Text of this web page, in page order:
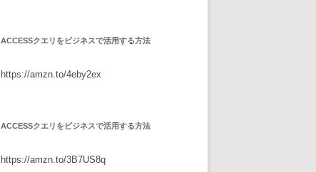
ACCESSクエリをビジネスで活用する方法
https://amzn.to/4eby2ex
ACCESSクエリをビジネスで活用する方法
https://amzn.to/3B7US8q